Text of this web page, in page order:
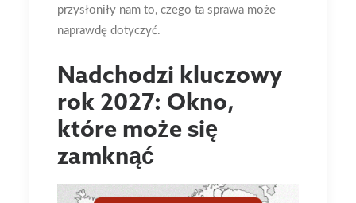
przysłoniły nam to, czego ta sprawa może
naprawdę dotyczyć.
Nadchodzi kluczowy
rok 2027: Okno,
które może się
zamknąć